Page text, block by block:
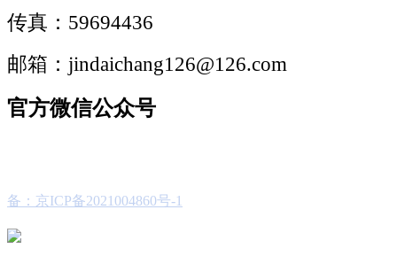
传真：59694436
邮箱：jindaichang126@126.com
官方微信公众号
备：京ICP备2021004860号-1